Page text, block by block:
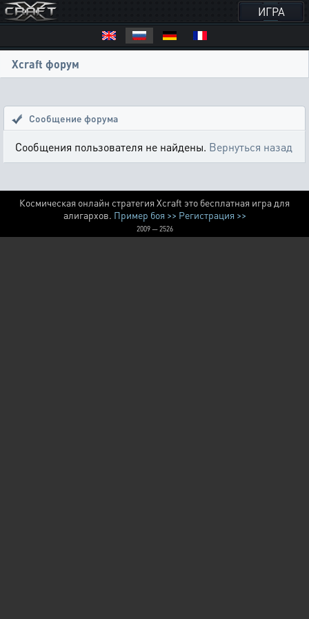
ИГРА
Xcraft форум
Сообщение форума
Сообщения пользователя не найдены. Вернуться назад
Космическая онлайн стратегия Xcraft это бесплатная игра для
алигархов. Пример боя >> Регистрация >>
2009 — 2526